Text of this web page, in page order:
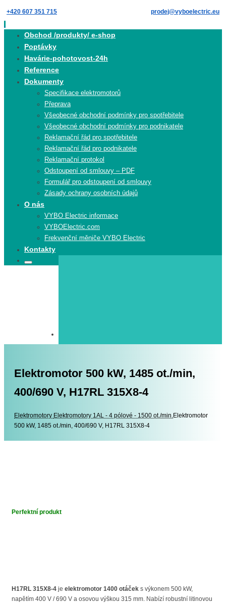
Skip
to
content
+420 607 351 715 prodej@vyboelectric.eu
Obchod /produkty/ e-shop
Poptávky
Havárie-pohotovost-24h
Reference
Dokumenty
Specifikace elektromotorů
Přeprava
Všeobecné obchodní podmínky pro spotřebitele
Všeobecné obchodní podmínky pro podnikatele
Reklamační řád pro spotřebitele
Reklamační řád pro podnikatele
Reklamační protokol
Odstoupení od smlouvy – PDF
Formulář pro odstoupení od smlouvy
Zásady ochrany osobních údajů
O nás
VYBO Electric informace
VYBOElectric.com
Frekvenční měniče VYBO Electric
Kontakty
Search
Search
Elektromotor 500 kW, 1485 ot./min,
400/690 V, H17RL 315X8-4
Elektromotory Elektromotory
Elektromotory 1AL - 4 pólové - 1500 ot./min.Elektromotor
500 kW, 1485 ot./min, 400/690 V, H17RL 315X8-4
Perfektní produkt
H17RL 315X8-4 je elektromotor 1400 otáček s výkonem 500 kW,
napětím 400 V / 690 V a osovou výškou 315 mm. Nabízí robustní litinovou